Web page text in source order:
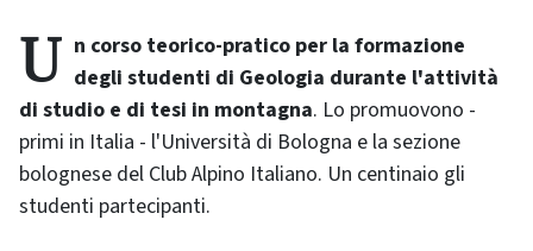
Un corso teorico-pratico per la formazione degli studenti di Geologia durante l'attività
di studio e di tesi in montagna. Lo promuovono -
primi in Italia - l'Università di Bologna e la sezione
bolognese del Club Alpino Italiano. Un centinaio gli
studenti partecipanti.